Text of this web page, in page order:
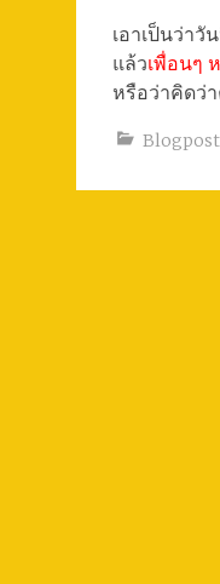
เอาเป็นว่า
แล้วเพื่อนๆ
หรือว่าคิดว่
Blogpost